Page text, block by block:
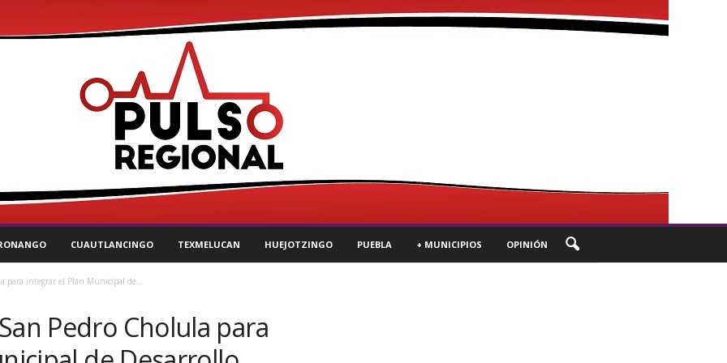
CUAUTLANCINGO TEXMELUCAN HUEJOTZINGO PUEBLA + MUNICIPIOS OPINIÓN
para integrar el Plan Municipal de...
Pedro Cholula para